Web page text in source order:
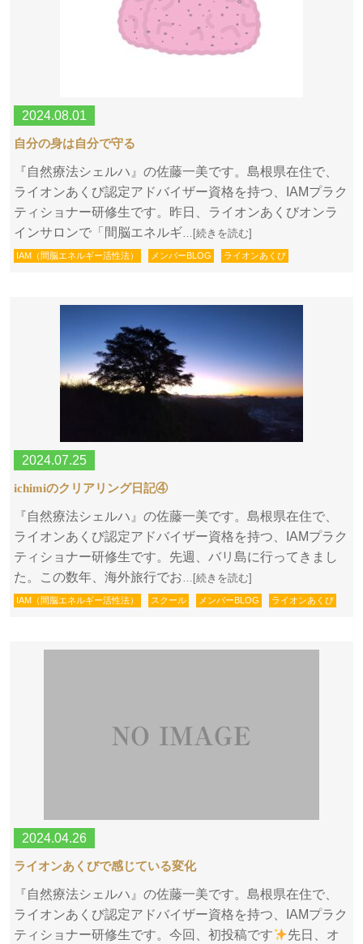
2024.08.01
自分の身は自分で守る
『自然療法シェルハ』の佐藤一美です。島根県在住で、
ライオンあくび認定アドバイザー資格を持つ、IAMプラク
ティショナー研修生です。昨日、ライオンあくびオンラ
インサロンで「間脳エネルギ…[続きを読む]
IAM（間脳エネルギー活性法） メンバーBLOG ライオンあくび
2024.07.25
ichimiのクリアリング日記④
『自然療法シェルハ』の佐藤一美です。島根県在住で、
ライオンあくび認定アドバイザー資格を持つ、IAMプラク
ティショナー研修生です。先週、バリ島に行ってきまし
た。この数年、海外旅行でお…[続きを読む]
IAM（間脳エネルギー活性法） スクール メンバーBLOG ライオンあくび
2024.04.26
ライオンあくびで感じている変化
『自然療法シェルハ』の佐藤一美です。島根県在住で、
ライオンあくび認定アドバイザー資格を持つ、IAMプラク
ティショナー研修生です。今回、初投稿です
先日、オ